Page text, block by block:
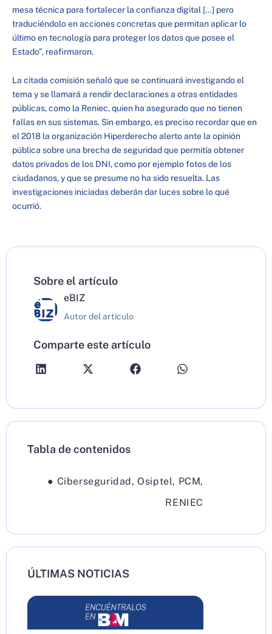
mesa técnica para fortalecer la confianza digital […] pero
traduciéndolo en acciones concretas que permitan aplicar lo
último en tecnología para proteger los datos que posee el
Estado”, reafirmaron.
La citada comisión señaló que se continuará investigando el
tema y se llamará a rendir declaraciones a otras entidades
públicas, como la Reniec, quien ha asegurado que no tienen
fallas en sus sistemas. Sin embargo, es preciso recordar que en
el 2018 la organización Hiperderecho alerto ante la opinión
pública sobre una brecha de seguridad que permitía obtener
datos privados de los DNI, como por ejemplo fotos de los
ciudadanos, y que se presume no ha sido resuelta. Las
investigaciones iniciadas deberán dar luces sobre lo qué
ocurrió.
Sobre el artículo
eBIZ
Autor del artículo
Comparte este artículo
Tabla de contenidos
● Ciberseguridad, Osiptel, PCM,
RENIEC
ÚLTIMAS NOTICIAS